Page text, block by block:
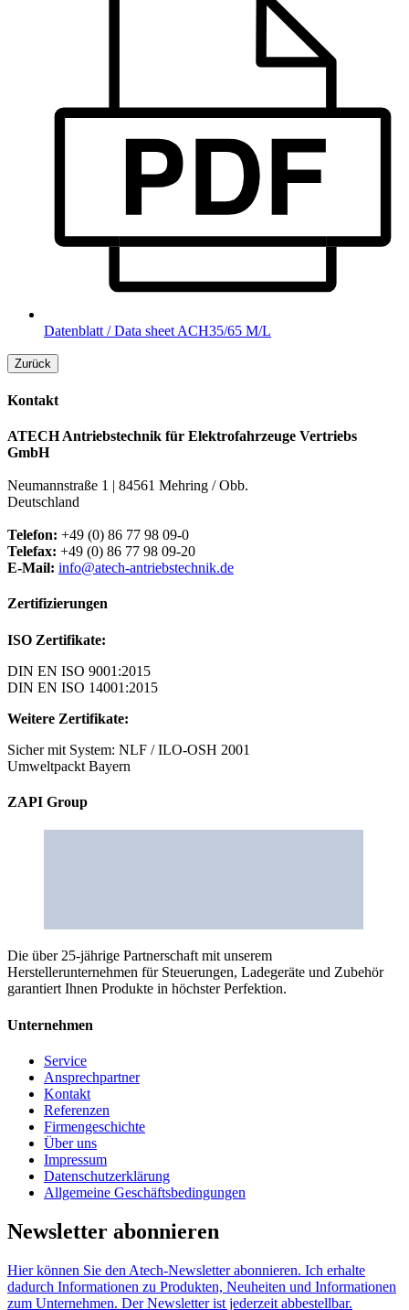
Datenblatt / Data sheet ACH35/65 M/L
Zurück
Kontakt
ATECH Antriebstechnik für Elektrofahrzeuge Vertriebs
GmbH
Neumannstraße 1 | 84561 Mehring / Obb.
Deutschland
Telefon: +49 (0) 86 77 98 09-0
Telefax: +49 (0) 86 77 98 09-20
E-Mail: info@atech-antriebstechnik.de
Zertifizierungen
ISO Zertifikate:
DIN EN ISO 9001:2015
DIN EN ISO 14001:2015
Weitere Zertifikate:
Sicher mit System: NLF / ILO-OSH 2001
Umweltpackt Bayern
ZAPI Group
Die über 25-jährige Partnerschaft mit unserem
Herstellerunternehmen für Steuerungen, Ladegeräte und Zubehör
garantiert Ihnen Produkte in höchster Perfektion.
Unternehmen
Service
Ansprechpartner
Kontakt
Referenzen
Firmengeschichte
Über uns
Impressum
Datenschutzerklärung
Allgemeine Geschäftsbedingungen
Newsletter abonnieren
Hier können Sie den Atech-Newsletter abonnieren. Ich erhalte
dadurch Informationen zu Produkten, Neuheiten und Informationen
zum Unternehmen. Der Newsletter ist jederzeit abbestellbar.